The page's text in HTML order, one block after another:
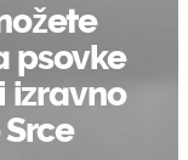
psovke
izravno